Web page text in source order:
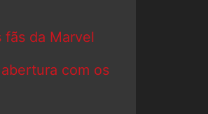
fãs da Marvel
com os